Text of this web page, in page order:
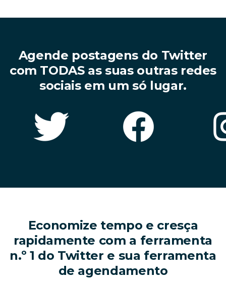
Agende postagens do Twitter
com TODAS as suas outras redes
sociais em um só lugar.
Economize tempo e cresça
rapidamente com a ferramenta
n.º 1 do Twitter e sua ferramenta
de agendamento